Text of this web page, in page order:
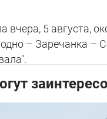
вчера, 5 августа,
– Заречанка –